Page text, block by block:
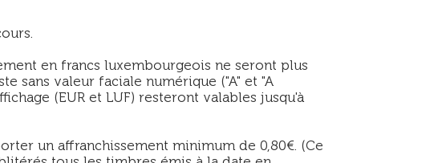
en francs luxembourgeois ne seront plus
sans valeur faciale numérique ("A" et "A
(EUR et LUF) resteront valables jusqu'à
un affranchissement minimum de 0,80€. (Ce